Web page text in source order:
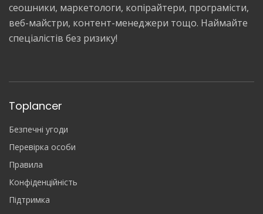
сеошники, маркетологи, копірайтери, програмісти,
веб-майстри, контент-менеджери тощо. Наймайте
спеціалістів без ризику!
Toplancer
Безпечні угоди
Перевірка особи
Правила
Конфіденційність
Підтримка